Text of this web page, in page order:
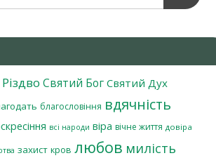
Різдво Святий Бог Святий Дух
благословіння вдячність
всі народи віра вічне життя довіра
захист кров любов милість